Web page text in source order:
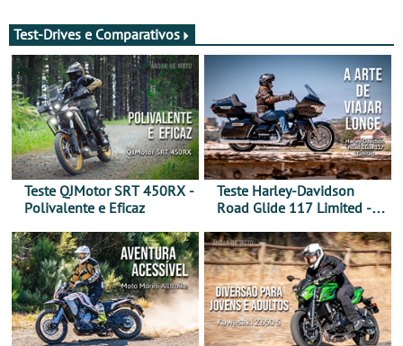
experience in Morocco
Test-Drives e Comparativos
Teste QJMotor SRT 450RX -
Polivalente e Eficaz
Teste Harley-Davidson
Road Glide 117 Limited - A